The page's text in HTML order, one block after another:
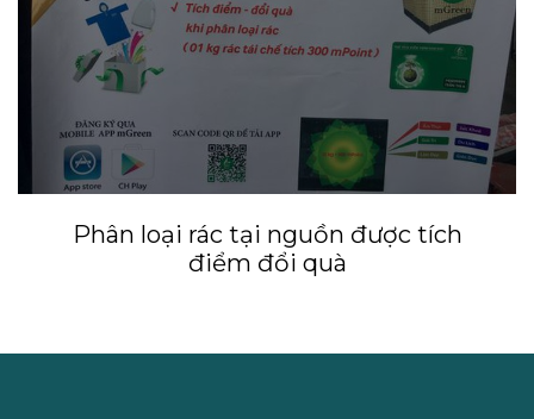
LIÊN HỆ
Phân loại rác tại nguồn được tích
điểm đổi quà